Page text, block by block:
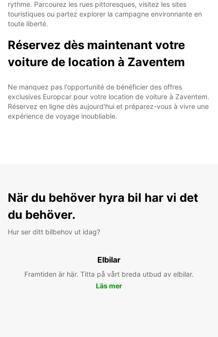
rythme. Parcourez les rues pittoresques, visitez les sites
touristiques ou partez explorer la campagne environnante en
toute liberté.
Réservez dès maintenant votre
voiture de location à Zaventem
Ne manquez pas l'opportunité de bénéficier des offres
exclusives Europcar pour votre location de voiture à Zaventem.
Réservez en ligne dès aujourd'hui et préparez-vous à vivre une
expérience de voyage inoubliable.
När du behöver hyra bil har vi det
du behöver.
Hur ser ditt bilbehov ut idag?
Elbilar
Framtiden är här. Titta på vårt breda utbud av elbilar.
Läs mer